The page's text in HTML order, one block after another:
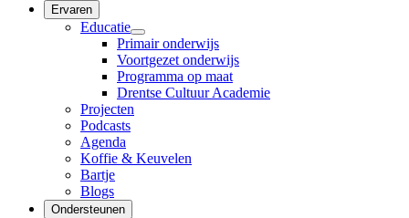
Ervaren
Educatie
Primair onderwijs
Voortgezet onderwijs
Programma op maat
Drentse Cultuur Academie
Projecten
Podcasts
Agenda
Koffie & Keuvelen
Bartje
Blogs
Ondersteunen